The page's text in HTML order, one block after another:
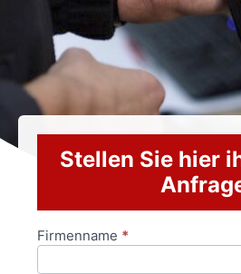
Stellen Sie hier
Anfrageformular
Firmenname *